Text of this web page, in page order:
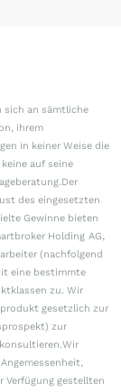
sich an sämtliche
ihrem
in keiner Weise die
auf seine
des eingesetzten
Gewinne bieten
Holding AG,
(nachfolgend
eine bestimmte
zu. Wir
gesetzlich zur
zur
Verfügung gestellten